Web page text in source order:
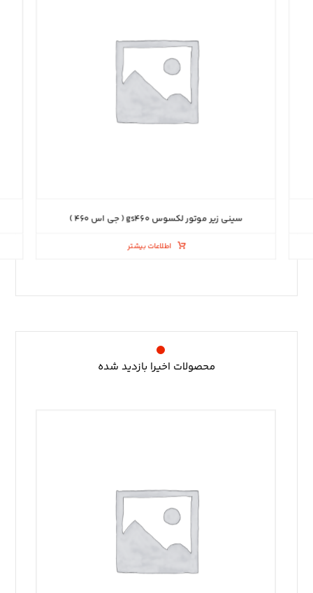
سینی زیر موتور لکسوس gs۴۶۰ ( جی اس ۴۶۰ )
اطلاعات بیشتر
محصولات اخیرا بازدید شده